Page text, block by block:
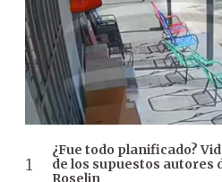
¿Fue todo planificado?
de los supuestos autores
Roselin